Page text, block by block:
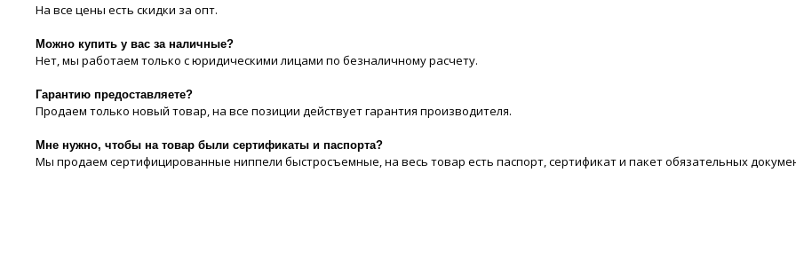
На все цeны есть скидки за опт.
Можно купить у вас за наличные?
Нет, мы работаем только с юридическими лицами по безналичному расчету.
Гарантию предоставляете?
Продаем только новый товар, на все позиции действует гарантия производителя.
Мне нужно, чтобы на товар были сертификаты и паспорта?
Мы продаем сертифицированные ниппели быстросъемные, на весь товар есть паспорт, сертификат и пакет обязательных